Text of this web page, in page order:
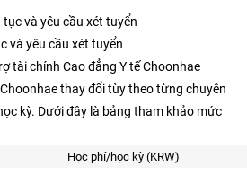
và yêu cầu xét tuyển
tài chính Cao đẳng Y tế Choonhae
thay đổi tùy theo từng chuyên
kỳ. Dưới đây là bảng tham khảo mức
Học phí/học kỳ (KRW)